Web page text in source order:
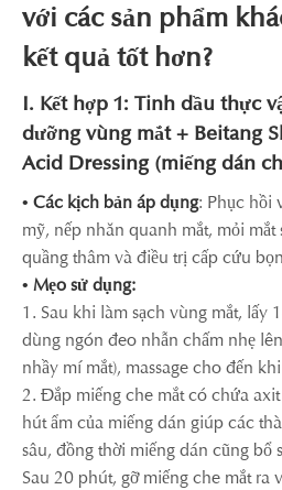
với các sản phẩm
kết quả tốt hơn?
I. Kết hợp 1: Tinh dầu thực
dưỡng vùng mắt + Beitang
Acid Dressing (miếng dán
• Các kịch bản áp dụng: Phục hồi
mỹ, nếp nhăn quanh mắt, mỏi
quầng thâm và điều trị cấp cứu
• Mẹo sử dụng:
1. Sau khi làm sạch vùng mắt, lấy
dùng ngón đeo nhẫn chấm nhẹ
nhầy mí mắt), massage cho đến
2. Đắp miếng che mắt có chứa
hút ẩm của miếng dán giúp các
sâu, đồng thời miếng dán cũng bổ
Sau 20 phút, gỡ miếng che mắt ra